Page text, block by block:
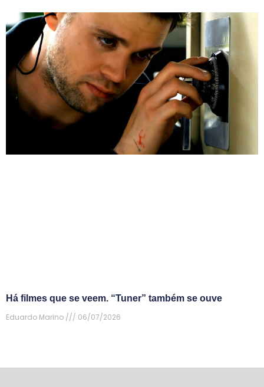
Há filmes que se veem. “Tuner” também se ouve
Eduardo Marino
06/07/2026